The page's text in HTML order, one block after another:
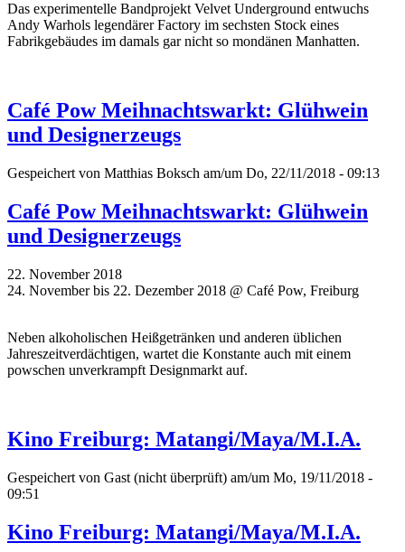
Das experimentelle Bandprojekt Velvet Underground entwuchs
Andy Warhols legendärer Factory im sechsten Stock eines
Fabrikgebäudes im damals gar nicht so mondänen Manhatten.
Café Pow Meihnachtswarkt: Glühwein
und Designerzeugs
Gespeichert von Matthias Boksch am/um Do, 22/11/2018 - 09:13
Café Pow Meihnachtswarkt: Glühwein
und Designerzeugs
22. November 2018
24. November bis 22. Dezember 2018 @ Café Pow, Freiburg
Neben alkoholischen Heißgetränken und anderen üblichen
Jahreszeitverdächtigen, wartet die Konstante auch mit einem
powschen unverkrampft Designmarkt auf.
Kino Freiburg: Matangi/Maya/M.I.A.
Gespeichert von Gast (nicht überprüft) am/um Mo, 19/11/2018 -
09:51
Kino Freiburg: Matangi/Maya/M.I.A.